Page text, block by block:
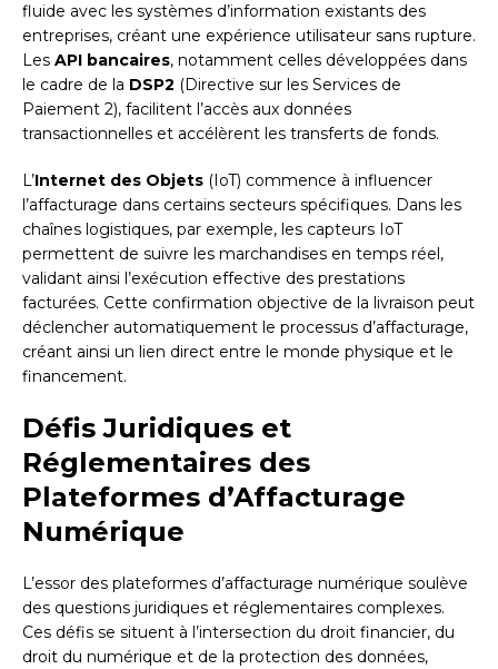
fluide avec les systèmes d’information existants des
entreprises, créant une expérience utilisateur sans rupture.
Les API bancaires, notamment celles développées dans
le cadre de la DSP2 (Directive sur les Services de
Paiement 2), facilitent l’accès aux données
transactionnelles et accélèrent les transferts de fonds.
L’Internet des Objets (IoT) commence à influencer
l’affacturage dans certains secteurs spécifiques. Dans les
chaînes logistiques, par exemple, les capteurs IoT
permettent de suivre les marchandises en temps réel,
validant ainsi l’exécution effective des prestations
facturées. Cette confirmation objective de la livraison peut
déclencher automatiquement le processus d’affacturage,
créant ainsi un lien direct entre le monde physique et le
financement.
Défis Juridiques et
Réglementaires des
Plateformes d’Affacturage
Numérique
L’essor des plateformes d’affacturage numérique soulève
des questions juridiques et réglementaires complexes.
Ces défis se situent à l’intersection du droit financier, du
droit du numérique et de la protection des données,